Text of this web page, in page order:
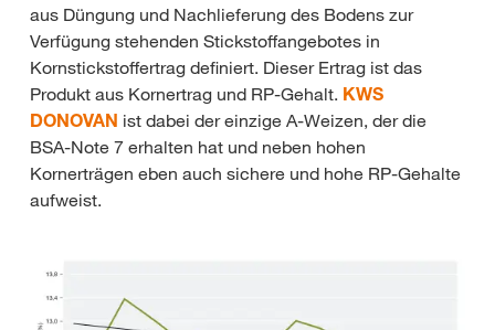
aus Düngung und Nachlieferung des Bodens zur
Verfügung stehenden Stickstoffangebotes in
Kornstickstoffertrag definiert. Dieser Ertrag ist das
Produkt aus Kornertrag und RP-Gehalt. KWS
DONOVAN ist dabei der einzige A-Weizen, der die
BSA-Note 7 erhalten hat und neben hohen
Kornerträgen eben auch sichere und hohe RP-Gehalte
aufweist.